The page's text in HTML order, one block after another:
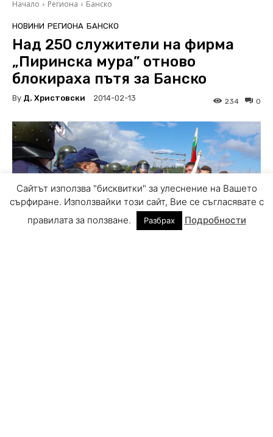
Сайтът използва "бисквитки" за улеснение на Вашето
сърфиране. Използвайки този сайт, Вие се съгласявате с
правилата за ползване.
Разбрах Подробности